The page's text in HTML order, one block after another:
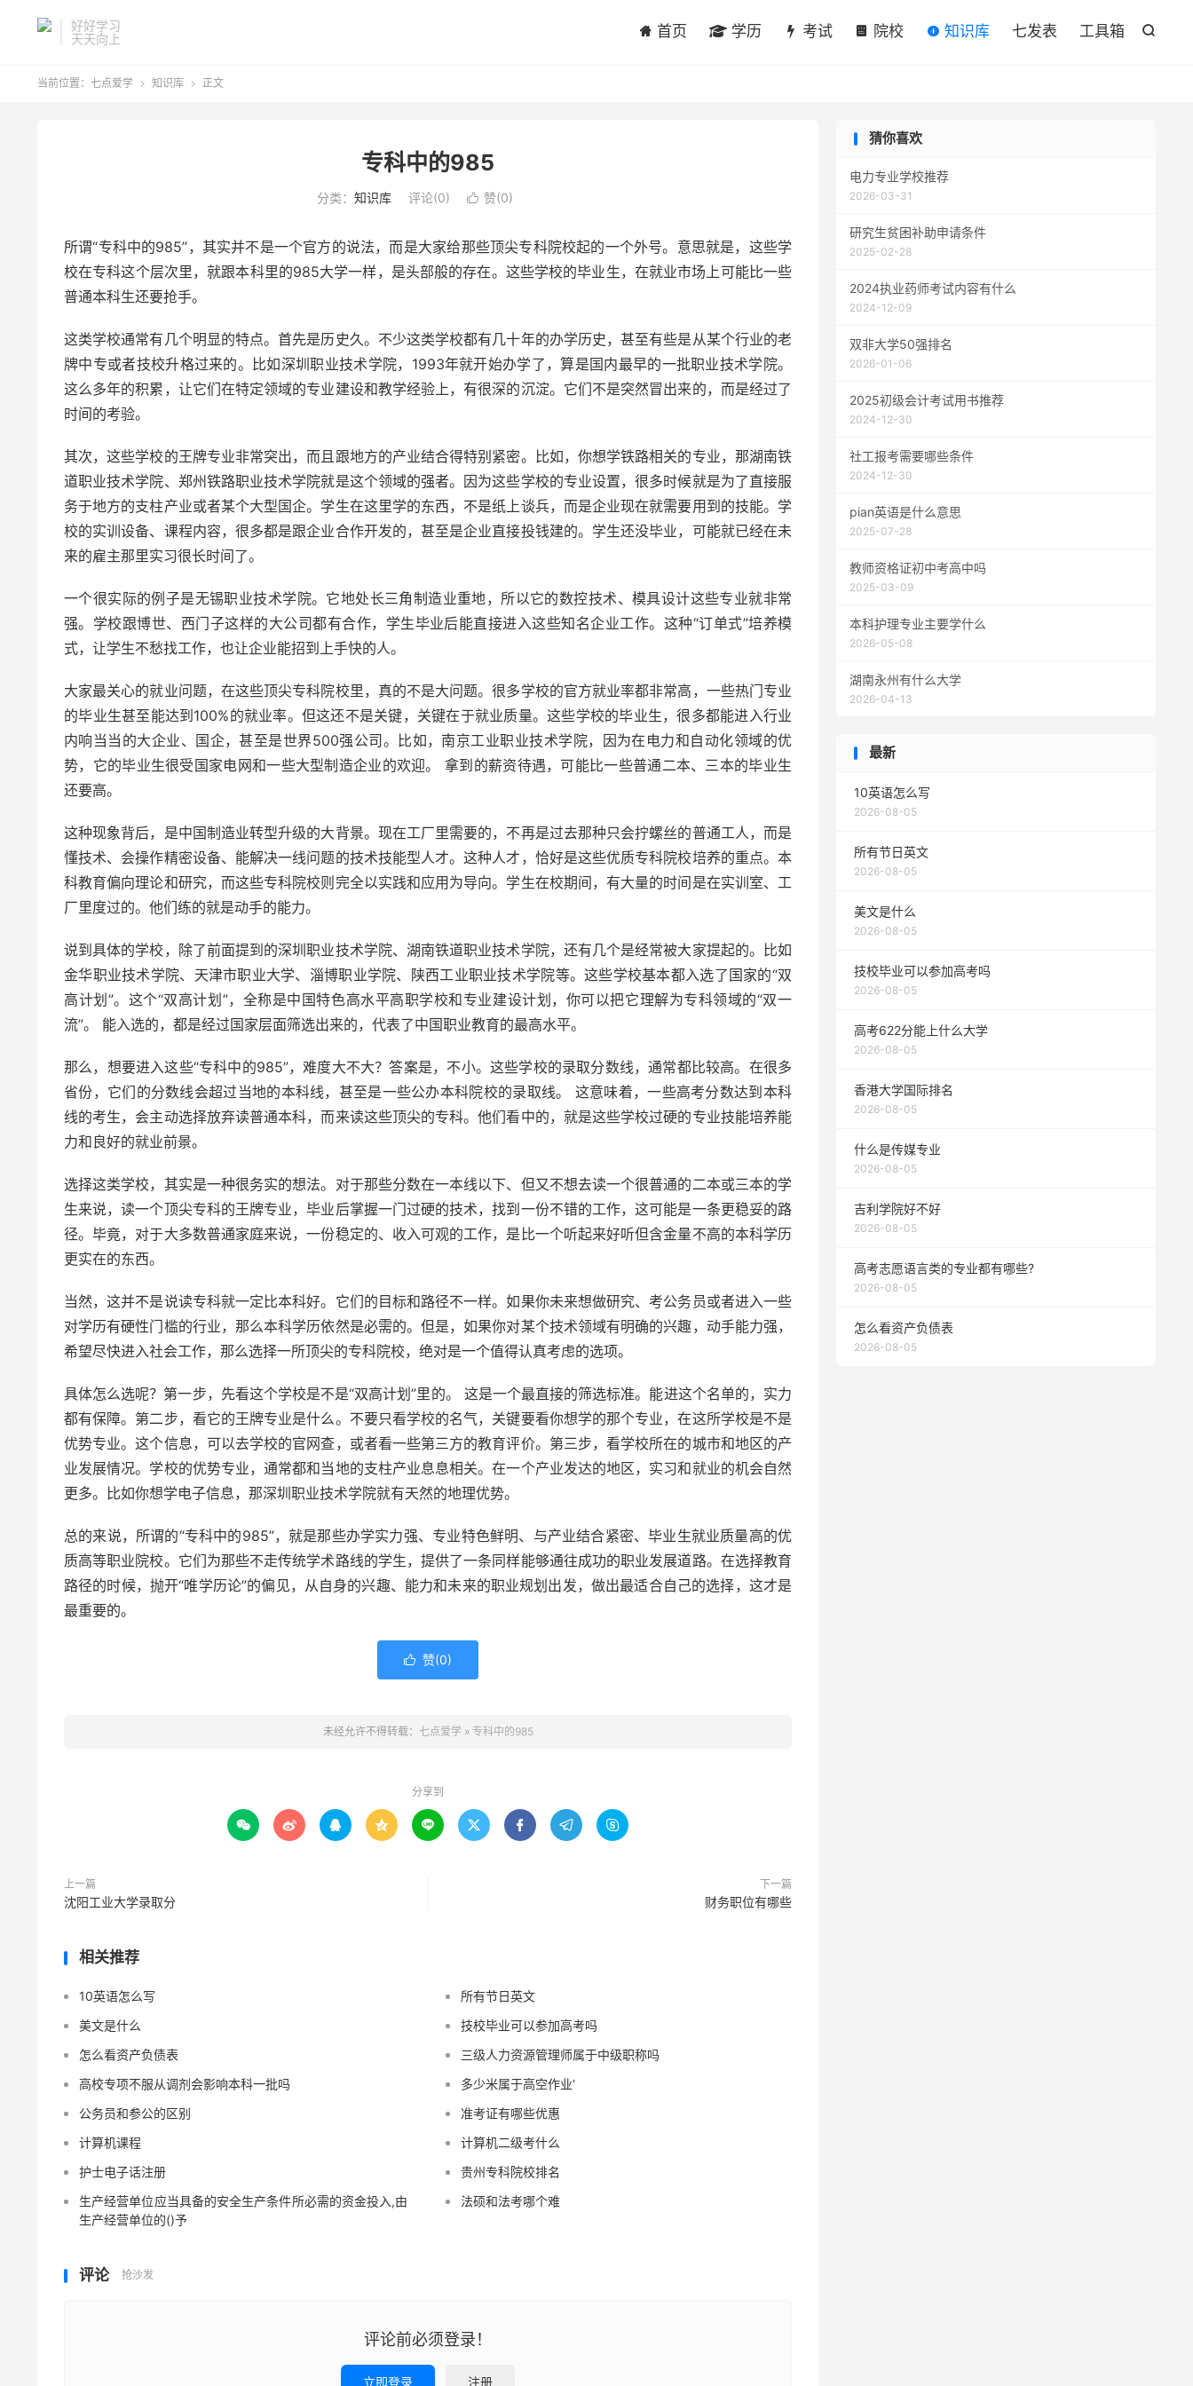
好好学习
天天向上

首页 学历 考试 院校 知识库 七发表 工具箱
当前位置： 七点爱学  知识库  正文
专科中的985
分类： 知识库 评论(0)  赞(0)
所谓“专科中的985”，其实并不是一个官方的说法，而是大家给那些顶尖专科院校起的一个外号。意思就是，这些学
校在专科这个层次里，就跟本科里的985大学一样，是头部般的存在。这些学校的毕业生，在就业市场上可能比一些
普通本科生还要抢手。
这类学校通常有几个明显的特点。首先是历史久。不少这类学校都有几十年的办学历史，甚至有些是从某个行业的老
牌中专或者技校升格过来的。比如深圳职业技术学院，1993年就开始办学了，算是国内最早的一批职业技术学院。
这么多年的积累，让它们在特定领域的专业建设和教学经验上，有很深的沉淀。它们不是突然冒出来的，而是经过了
时间的考验。
其次，这些学校的王牌专业非常突出，而且跟地方的产业结合得特别紧密。比如，你想学铁路相关的专业，那湖南铁
道职业技术学院、郑州铁路职业技术学院就是这个领域的强者。因为这些学校的专业设置，很多时候就是为了直接服
务于地方的支柱产业或者某个大型国企。学生在这里学的东西，不是纸上谈兵，而是企业现在就需要用到的技能。学
校的实训设备、课程内容，很多都是跟企业合作开发的，甚至是企业直接投钱建的。学生还没毕业，可能就已经在未
来的雇主那里实习很长时间了。
一个很实际的例子是无锡职业技术学院。它地处长三角制造业重地，所以它的数控技术、模具设计这些专业就非常
强。学校跟博世、西门子这样的大公司都有合作，学生毕业后能直接进入这些知名企业工作。这种“订单式”培养模
式，让学生不愁找工作，也让企业能招到上手快的人。
大家最关心的就业问题，在这些顶尖专科院校里，真的不是大问题。很多学校的官方就业率都非常高，一些热门专业
的毕业生甚至能达到100%的就业率。但这还不是关键，关键在于就业质量。这些学校的毕业生，很多都能进入行业
内响当当的大企业、国企，甚至是世界500强公司。比如，南京工业职业技术学院，因为在电力和自动化领域的优
势，它的毕业生很受国家电网和一些大型制造企业的欢迎。 拿到的薪资待遇，可能比一些普通二本、三本的毕业生
还要高。
这种现象背后，是中国制造业转型升级的大背景。现在工厂里需要的，不再是过去那种只会拧螺丝的普通工人，而是
懂技术、会操作精密设备、能解决一线问题的技术技能型人才。这种人才，恰好是这些优质专科院校培养的重点。本
科教育偏向理论和研究，而这些专科院校则完全以实践和应用为导向。学生在校期间，有大量的时间是在实训室、工
厂里度过的。他们练的就是动手的能​​力。
说到具体的学校，除了前面提到的深圳职业技术学院、湖南铁道职业技术学院，还有几个是经常被大家提起的。比如
金华职业技术学院、天津市职业大学、淄博职业学院、陕西工业职业技术学院等。这些学校基本都入选了国家的“双
高计划”。这个“双高计划”，全称是中国特色高水平高职学校和专业建设计划，你可以把它理解为专科领域的“双一
流”。 能入选的，都是经过国家层面筛选出来的，代表了中国职业教育的最高水平。
那么，想要进入这些“专科中的985”，难度大不大？答案是，不小。这些学校的录取分数线，通常都比较高。在很多
省份，它们的分数线会超过当地的本科线，甚至是一些公办本科院校的录取线。 这意味着，一些高考分数达到本科
线的考生，会主动选择放弃读普通本科，而来读这些顶尖的专科。他们看中的，就是这些学校过硬的专业技能培养能
力和良好的就业前景。
选择这类学校，其实是一种很务实的想法。对于那些分数在一本线以下、但又不想去读一个很普通的二本或三本的学
生来说，读一个顶尖专科的王牌专业，毕业后掌握一门过硬的技术，找到一份不错的工作，这可能是一条更稳妥的路
径。毕竟，对于大多数普通家庭来说，一份稳定的、收入可观的工作，是比一个听起来好听但含金量不高的本科学历
更实在的东西。
当然，这并不是说读专科就一定比本科好。它们的目标和路径不一样。如果你未来想做研究、考公务员或者进入一些
对学历有硬性门槛的行业，那么本科学历依然是必需的。但是，如果你对某个技术领域有明确的兴趣，动手能力强，
希望尽快进入社会工作，那么选择一所顶尖的专科院校，绝对是一个值得认真考虑的选项。
具体怎么选呢？第一步，先看这个学校是不是“双高计划”里的。 这是一个最直接的筛选标准。能进这个名单的，实力
都有保障。第二步，看它的王牌专业是什么。不要只看学校的名气，关键要看你想学的那个专业，在这所学校是不是
优势专业。这个信息，可以去学校的官网查，或者看一些第三方的教育评价。第三步，看学校所在的城市和地区的产
业发展情况。学校的优势专业，通常都和当地的支柱产业息息相关。在一个产业发达的地区，实习和就业的机会自然
更多。比如你想学电子信息，那深圳职业技术学院就有天然的地理优势。
总的来说，所谓的“专科中的985”，就是那些办学实力强、专业特色鲜明、与产业结合紧密、毕业生就业质量高的优
质高等职业院校。它们为那些不走传统学术路线的学生，提供了一条同样能够通往成功的职业发展道路。在选择教育
路径的时候，抛开“唯学历论”的偏见，从自身的兴趣、能力和未来的职业规划出发，做出最适合自己的选择，这才是
最重要的。
 赞(0)
未经允许不得转载： 七点爱学 » 专科中的985
分享到
        
上一篇
沈阳工业大学录取分
下一篇
财务职位有哪些
相关推荐
10英语怎么写
所有节日英文
美文是什么
技校毕业可以参加高考吗
怎么看资产负债表
三级人力资源管理师属于中级职称吗
高校专项不服从调剂会影响本科一批吗
多少米属于高空作业‘
公务员和参公的区别
准考证有哪些优惠
计算机课程
计算机二级考什么
护士电子话注册
贵州专科院校排名
生产经营单位应当具备的安全生产条件所必需的资金投入,由
生产经营单位的()予
法硕和法考哪个难
评论 抢沙发
评论前必须登录！
立即登录 注册
猜你喜欢
电力专业学校推荐
2026-03-31
研究生贫困补助申请条件
2025-02-28
2024执业药师考试内容有什么
2024-12-09
双非大学50强排名
2026-01-06
2025初级会计考试用书推荐
2024-12-30
社工报考需要哪些条件
2024-12-30
pian英语是什么意思
2025-07-28
教师资格证初中考高中吗
2025-03-09
本科护理专业主要学什么
2026-05-08
湖南永州有什么大学
2026-04-13
最新
10英语怎么写
2026-08-05
所有节日英文
2026-08-05
美文是什么
2026-08-05
技校毕业可以参加高考吗
2026-08-05
高考622分能上什么大学
2026-08-05
香港大学国际排名
2026-08-05
什么是传媒专业
2026-08-05
吉利学院好不好
2026-08-05
高考志愿语言类的专业都有哪些?
2026-08-05
怎么看资产负债表
2026-08-05